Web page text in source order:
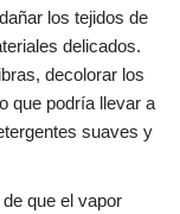
los tejidos de
delicados.
decolorar los
que podría llevar a
suaves y
de que el vapor